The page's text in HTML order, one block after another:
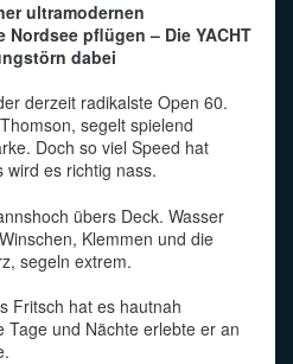
ultramodernen
pflügen – Die YACHT
dabei
derzeit radikalste Open 60.
segelt spielend
Doch so viel Speed hat
wird es richtig nass.
übers Deck. Wasser
Klemmen und die
segeln extrem.
Fritsch hat es hautnah
Tage und Nächte erlebte er an